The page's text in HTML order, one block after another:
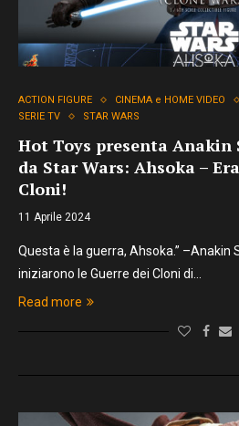
ACTION FIGURE CINEMA e HOME VIDEO
SERIE TV
STAR WARS
Hot Toys presenta
da Star Wars: Ahsoka –
Cloni!
11 Aprile 2024
Questa è la guerra, Ahsoka.” –Anakin
iniziarono le Guerre dei Cloni di…
Read more